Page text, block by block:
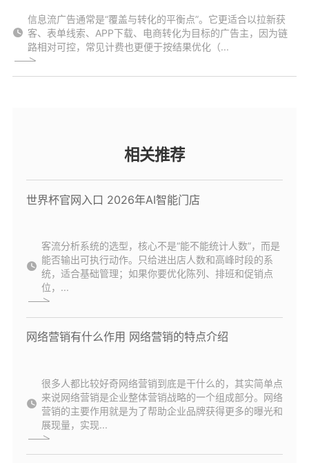
信息流广告通常是“覆盖与转化的平衡点”。它更适合以拉新获
客、表单线索、APP下载、电商转化为目标的广告主，因为链
路相对可控，常见计费也更便于按结果优化（...
相关推荐
世界杯官网入口 2026年AI智能门店
客流分析系统的选型，核心不是“能不能统计人数”，而是
能否输出可执行动作。只给进出店人数和高峰时段的系
统，适合基础管理；如果你要优化陈列、排班和促销点
位，...
网络营销有什么作用 网络营销的特点介绍
很多人都比较好奇网络营销到底是干什么的，其实简单点
来说网络营销是企业整体营销战略的一个组成部分。网络
营销的主要作用就是为了帮助企业品牌获得更多的曝光和
展现量，实现...